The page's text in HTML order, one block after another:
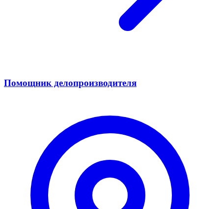
Помощник делопроизводителя